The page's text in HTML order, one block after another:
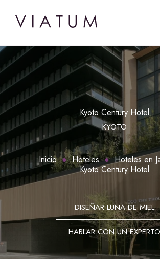
Kyoto Century Hotel
KYOTO
Inicio Hoteles
Hoteles en
Kyoto Century Hotel
DISEÑAR LUNA DE MIEL
HABLAR CON UN EXPERTO